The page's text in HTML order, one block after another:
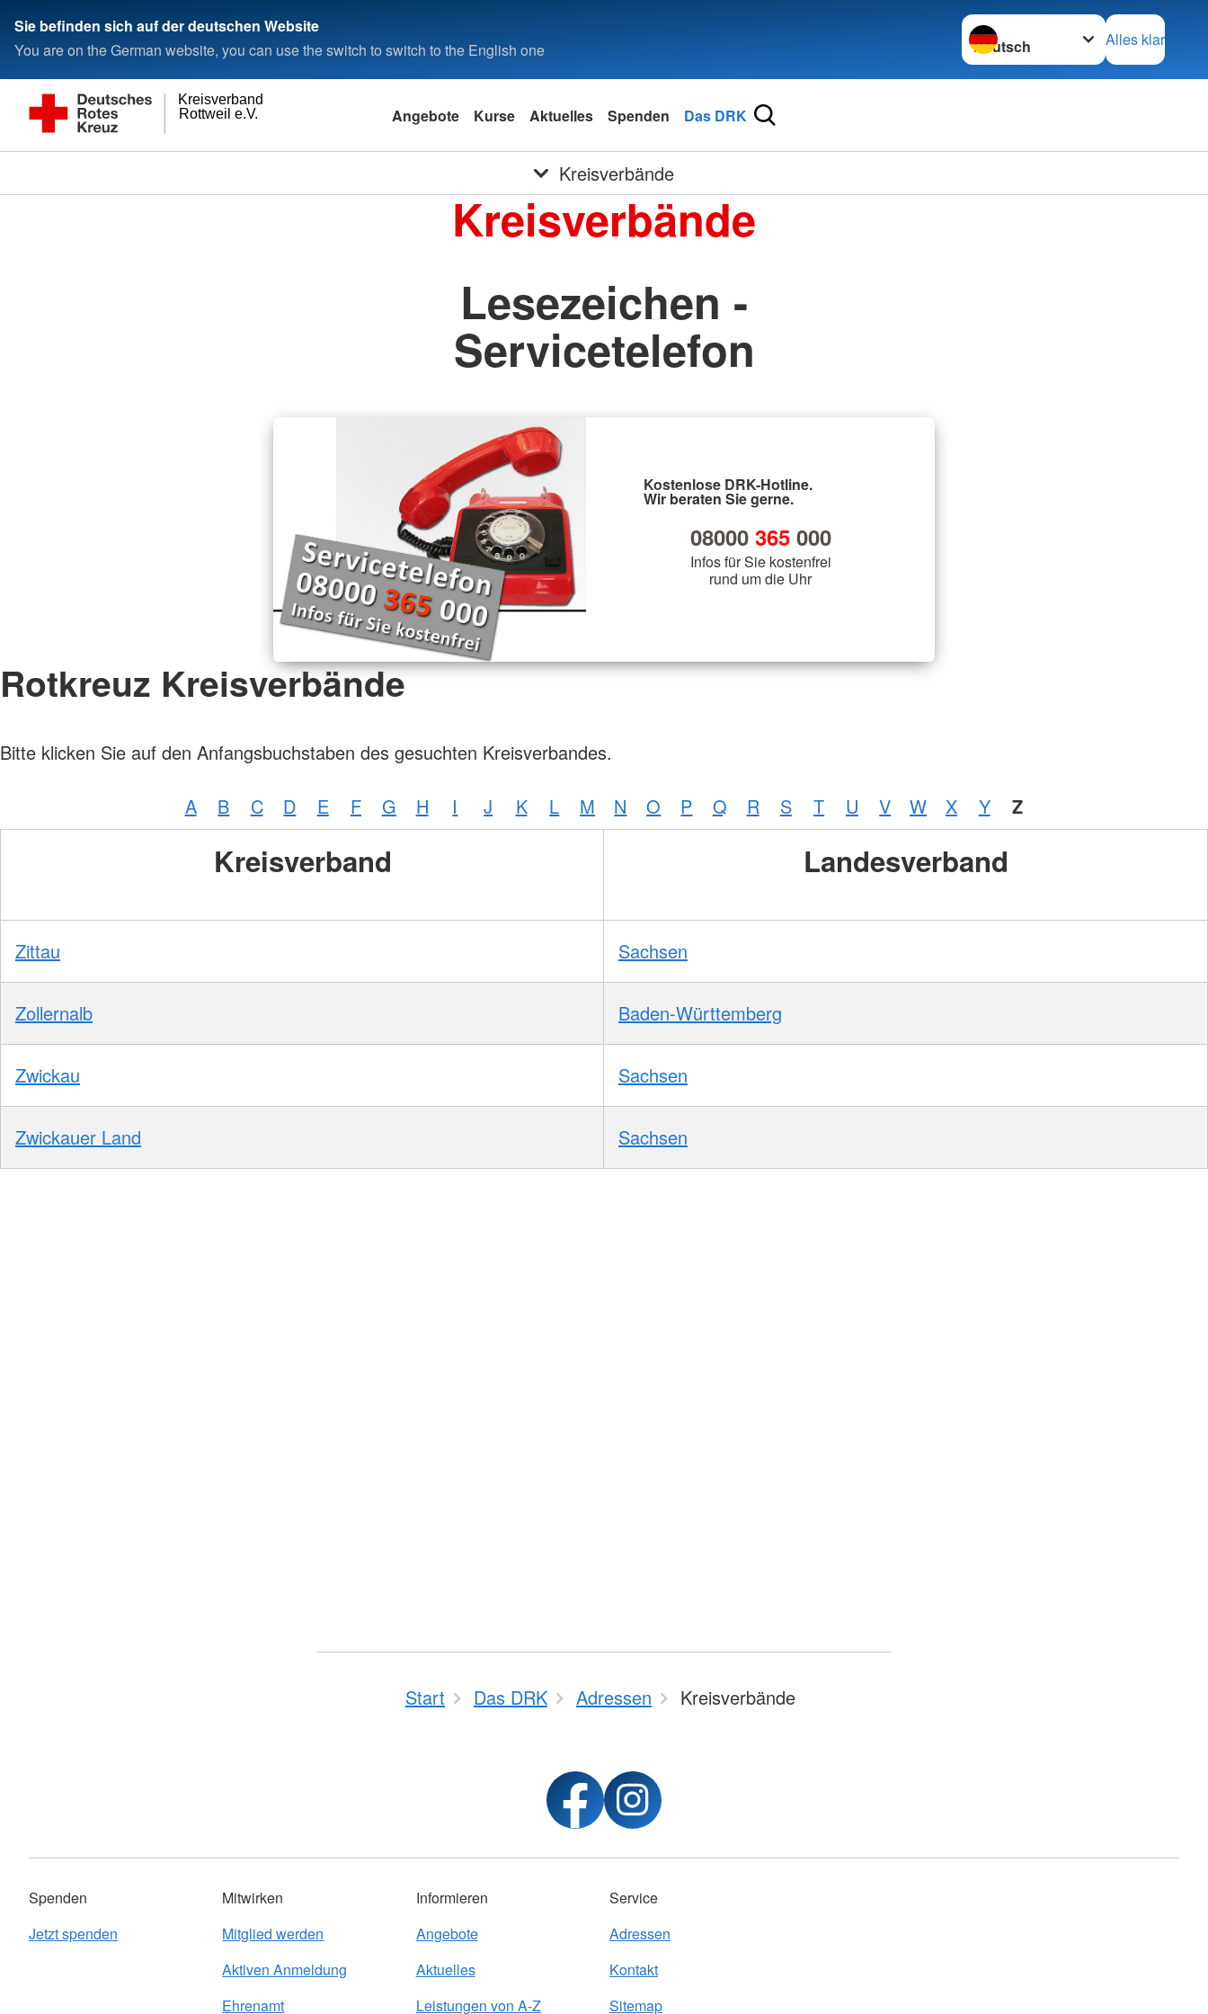
Sie befinden sich auf der deutschen Website
You are on the German website, you can use the switch to switch to the English one
Sprache wechseln zu
Alles klar
Rottweil e.V.
Kreisverband
Angebote Kurse Aktuelles Spenden Das DRK
Kreisverbände
Kreisverbände
Lesezeichen -
Servicetelefon
Kostenlose DRK-Hotline.
Wir beraten Sie gerne.
08000 365000
Infos für Sie kostenfrei
rund um die Uhr
Rotkreuz Kreisverbände
Bitte klicken Sie auf den Anfangsbuchstaben des gesuchten Kreisverbandes.
A B C D E F G H I J K L M N O P Q R S T U V W X Y Z
Kreisverband Landesverband
Zittau Sachsen
Zollernalb Baden-Württemberg
Zwickau Sachsen
Zwickauer Land Sachsen
Start Das DRK Adressen Kreisverbände
Spenden
Jetzt spenden
Mitwirken
Mitglied werden
Aktiven Anmeldung
Ehrenamt
Informieren
Angebote
Aktuelles
Leistungen von A-Z
Service
Adressen
Kontakt
Sitemap